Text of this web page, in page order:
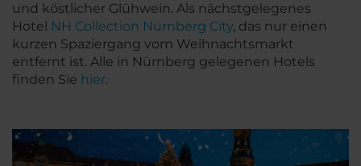
und köstlicher Glühwein. Als nächstgelegenes
Hotel NH Collection Nürnberg City, das nur einen
kurzen Spaziergang vom Weihnachtsmarkt
entfernt ist. Alle in Nürnberg gelegenen Hotels
finden Sie hier.